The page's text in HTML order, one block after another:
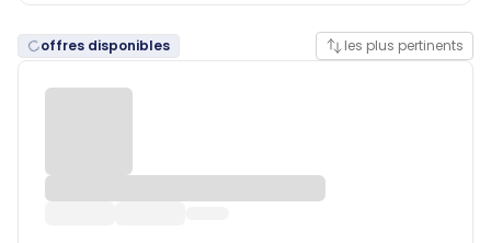
offres disponibles les plus pertinents